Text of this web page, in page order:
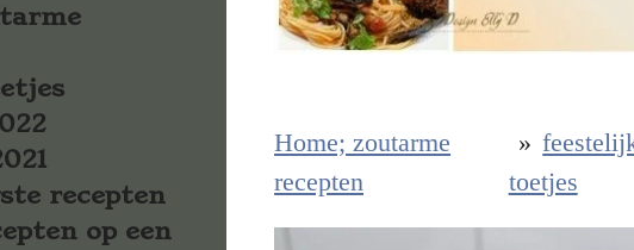
Home; zoutarme
recepten
»
toetjes
recepten
op een